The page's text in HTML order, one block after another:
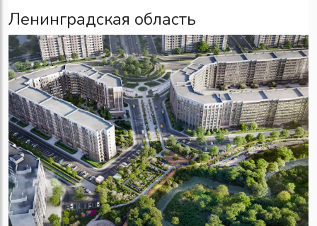
Ленинградская область